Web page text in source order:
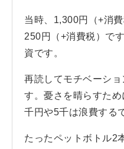
当時、1,300円（+消
250円（+消費税）で
資です。
再読してモチベーシ
す。憂さを晴らすた
千円や5千は浪費する
たったペットボトル2